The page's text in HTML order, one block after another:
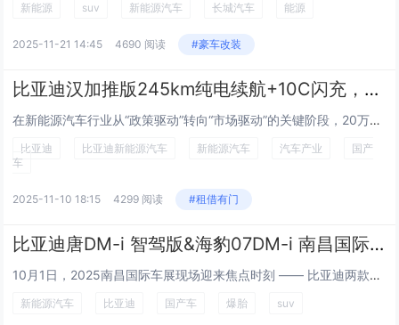
新能源 suv 新能源汽车 长城汽车 能源
2025-11-21 14:45 4690 阅读 #豪车改装
比亚迪汉加推版245km纯电续航+10C闪充，价格如何
在新能源汽车行业从“政策驱动”转向“市场驱动”的关键阶段，20万级中高端轿车市场恰是这句古训最鲜活的注脚。这里既是合资燃油车最后的护城河，也是中国品牌实现 “高端突围” 的核心战场。 2024年10月11日，比亚迪汉智驾领航加推版...
比亚迪 比亚迪新能源汽车 新能源汽车 汽车产业
国产
车
2025-11-10 18:15 4299 阅读 #租借有门
比亚迪唐DM-i 智驾版&海豹07DM-i 南昌国际车展上市
10月1日，2025南昌国际车展现场迎来焦点时刻 —— 比亚迪两款重磅车型正式上市发布，分别为唐DM-i智驾版与2026款海豹07DM-i。 此次双车发布，不仅为江西及周边地区消费者提供了更契合日常出行需求的新能源购车新选项，更凭借两款车...
新能源汽车 比亚迪 国产车 爆胎 suv